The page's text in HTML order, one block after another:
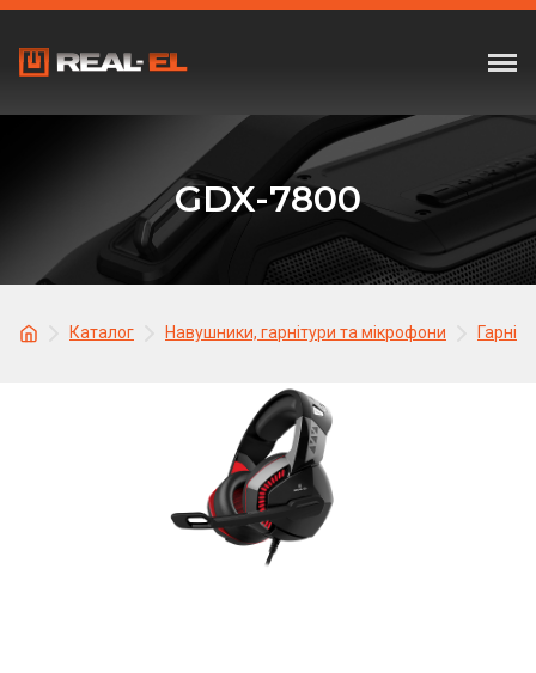
GDX-7800
Каталог Навушники, гарнітури та мікрофони